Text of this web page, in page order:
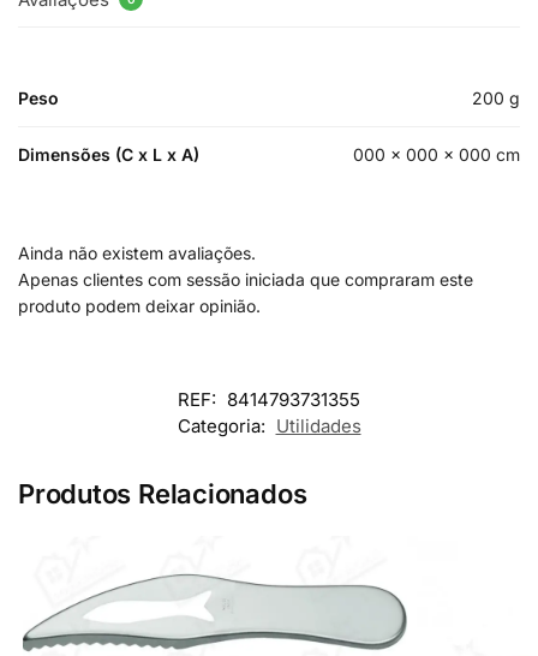
Peso 200 g
Dimensões (C x L x A) 000 × 000 × 000 cm
Ainda não existem avaliações.
Apenas clientes com sessão iniciada que compraram este
produto podem deixar opinião.
REF: 8414793731355
Categoria: Utilidades
Produtos Relacionados